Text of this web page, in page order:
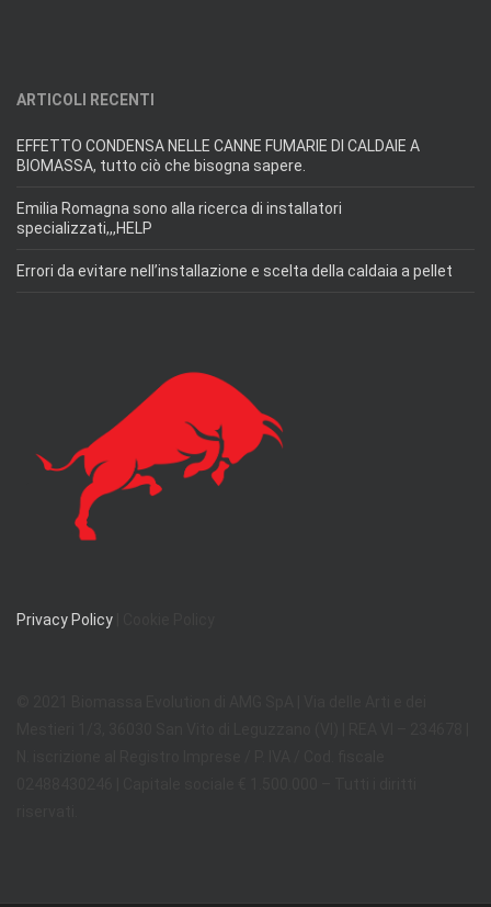
ARTICOLI RECENTI
EFFETTO CONDENSA NELLE CANNE FUMARIE DI CALDAIE A
BIOMASSA, tutto ciò che bisogna sapere.
Emilia Romagna sono alla ricerca di installatori
specializzati,,,HELP
Errori da evitare nell’installazione e scelta della caldaia a pellet
Privacy Policy